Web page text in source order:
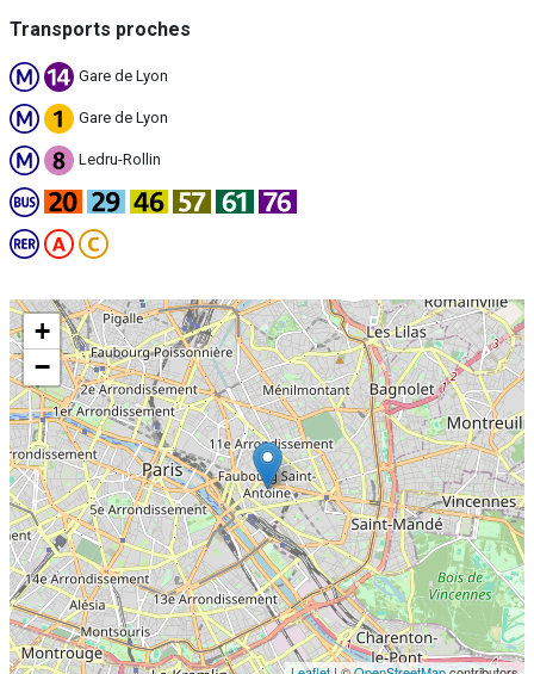
Transports proches
Gare de Lyon
Gare de Lyon
Ledru-Rollin
+
−